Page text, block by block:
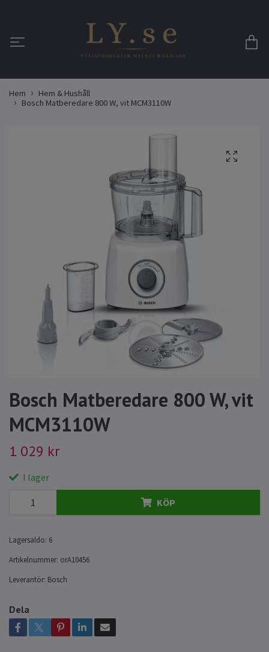
Hem
Hem & Hushåll
Bosch Matberedare 800 W, vit MCM3110W
Bosch Matberedare 800 W, vit
MCM3110W
1 029 kr
I lager
KÖP
Lagersaldo: 6
Artikelnummer: orA10456
Leverantör: Bosch
Dela